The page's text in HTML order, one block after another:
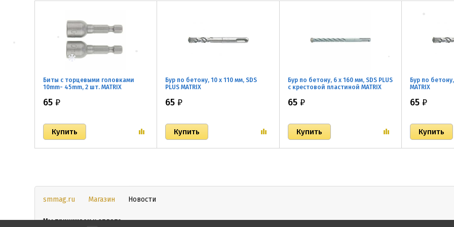
Биты с торцевыми головками
10mm- 45mm, 2 шт. MATRIX
65 ₽
Бур по бетону, 10 x 110 мм, SDS
PLUS MATRIX
65₽
Бур по бетону, 6 x 160 мм, SDS PLUS
c крестовой пластиной MATRIX
65 ₽
Бур по
MATRIX
65₽
smmag.ru Магазин Новости
Мы принимаем к оплате